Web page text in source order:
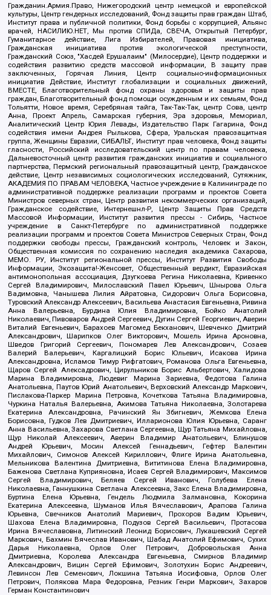
Гражданин.Армия.Право, Нижегородский центр немецкой и европейской
культуры, Центр гендерных исследований, Фонд защиты прав граждан Штаб,
Институт права и публичной политики, Фонд борьбы с коррупцией, Альянс
врачей, НАСИЛИЮ.НЕТ, Мы против СПИДа, СВЕЧА, Открытый Петербург,
Гуманитарное действие, Лига Избирателей, Правовая инициатива,
Гражданская инициатива против экологической преступности,
Гражданский Союз, "Хасдей Ерушалаим" (Милосердие), Центр поддержки и
содействия развитию средств массовой информации, В защиту прав
заключенных, Горячая Линия, Центр социально-информационных
инициатив Действие, Институт глобализации и социальных движений,
ВМЕСТЕ, Благотворительный фонд охраны здоровья и защиты прав
граждан, Благотворительный фонд помощи осужденным и их семьям, Фонд
Тольятти, Новое время, Серебряная тайга, Так-Так-Так, центр Сова, центр
Анна, Проект Апрель, Самарская губерния, Эра здоровья, Мемориал,
Аналитический Центр Юрия Левады, Издательство Парк Гагарина, Фонд
содействия имени Андрея Рылькова, Сфера, Уральская правозащитная
группа, Женщины Евразии, СИБАЛЬТ, Институт прав человека, Фонд защиты
гласности, Российский исследовательский центр по правам человека,
Дальневосточный центр развития гражданских инициатив и социального
партнерства, Пермский региональный правозащитный центр, Гражданское
действие, Центр независимых социологических исследований, Сутяжник,
АКАДЕМИЯ ПО ПРАВАМ ЧЕЛОВЕКА, Частное учреждение в Калининграде по
административной поддержке реализации программ и проектов Совета
Министров северных стран, Центр развития некоммерческих организаций,
Гражданское содействие, Интернешнл-Р, Центр Защиты Прав Средств
Массовой Информации, Институт развития прессы - Сибирь, Частное
учреждение в Санкт-Петербурге по административной поддержке
реализации программ и проектов Совета Министров Северных Стран, Фонд
поддержки свободы прессы, Гражданский контроль, Человек и Закон,
Общественная комиссия по сохранению наследия академика Сахарова,
МЕМО. РУ, Институт региональной прессы, Институт Развития Свободы
Информации, Экозащита!-Женсовет, Общественный вердикт, Евразийская
антимонопольная ассоциация, Дзугкоева Регина Николаевна, Кривенко
Сергей Владимирович, Милославский Павел Юрьевич, Шнырова Ольга
Вадимовна, Чанышева Лилия Айратовна, Сидорович Ольга Борисовна,
Туровский Александр Алексеевич, Васильева Анастасия Евгеньевна, Ривина
Анна Валерьевна, Бурдина Юлия Владимировна, Бойко Анатолий
Николаевич, Пивоваров Андрей Сергеевич, Дугин Сергей Георгиевич, Аверин
Виталий Евгеньевич, Барахоев Магомед Бекханович, Шевченко Дмитрий
Александрович, Шарипков Олег Викторович, Мошель Ирина Ароновна,
Шведов Григорий Сергеевич, Пономарев Лев Александрович, Созаев
Валерий Валерьевич, Каргалицкий Борис Юльевич, Исакова Ирина
Александровна, Исламов Тимур Рифгатович, Романова Ольга Евгеньевна,
Щаров Сергей Алексадрович, Цирульников Борис Альбертович, Халидова
Марина Владимировна, Людевиг Марина Зариевна, Федотова Галина
Анатольевна, Паутов Юрий Анатольевич, Верховский Александр Маркович,
Пислакова-Паркер Марина Петровна, Кочеткова Татьяна Владимировна,
Чуркина Наталья Валерьевна, Акимова Татьяна Николаевна, Золотарева
Екатерина Александровна, Рачинский Ян Збигневич, Жемкова Елена
Борисовна, Гудков Лев Дмитриевич, Илларионова Юлия Юрьевна, Саранг
Анна Васильевна, Захарова Светлана Сергеевна, Щур Татьяна Михайловна,
Щур Николай Алексеевич, Аверин Владимир Анатольевич, Блинушов
Андрей Юрьевич, Мосин Алексей Геннадьевич, Гефтер Валентин
Михайлович, Симонов Алексей Кириллович, Флиге Ирина Анатольевна,
Мельникова Валентина Дмитриевна, Вититинова Елена Владимировна,
Баженова Светлана Куприяновна, Исаев Сергей Владимирович, Максимов
Сергей Владимирович, Беляев Сергей Иванович, Голубева Елена
Николаевна, Ганнушкина Светлана Алексеевна, Закс Елена Владимировна,
Буртина Елена Юрьевна, Гендель Людмила Залмановна, Кокорина
Екатерина Алексеевна, Шуманов Илья Вячеславович, Арапова Галина
Юрьевна, Свечников Анатолий Мариевич, Прохоров Вадим Юрьевич,
Шахова Елена Владимировна, Подузов Сергей Васильевич, Протасова
Ирина Вячеславовна, Литинский Леонид Борисович, Лукашевский Сергей
Маркович, Бахмин Вячеслав Иванович, Шабад Анатолий Ефимович, Сухих
Дарья Николаевна, Орлов Олег Петрович, Добровольская Анна
Дмитриевна, Королева Александра Евгеньевна, Смирнов Владимир
Александрович, Вицин Сергей Ефимович, Золотухин Борис Андреевич,
Левинсон Лев Семенович, Локшина Татьяна Иосифовна, Орлов Олег
Петрович, Полякова Мара Федоровна, Резник Генри Маркович, Захаров
Герман Константинович